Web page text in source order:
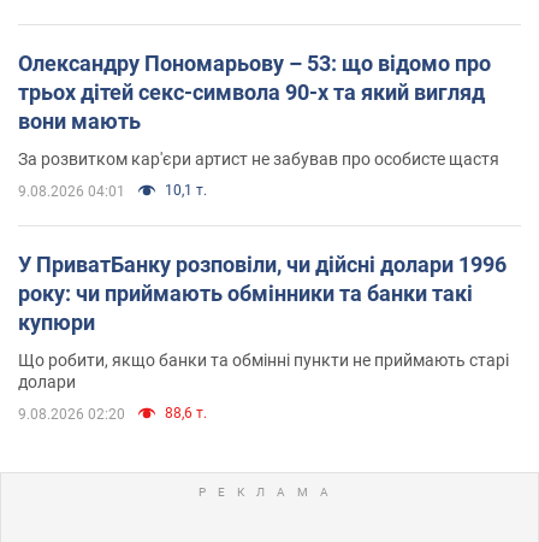
Олександру Пономарьову – 53: що відомо про
трьох дітей секс-символа 90-х та який вигляд
вони мають
За розвитком кар'єри артист не забував про особисте щастя
9.08.2026 04:01 10,1 т.
У ПриватБанку розповіли, чи дійсні долари 1996
року: чи приймають обмінники та банки такі
купюри
Що робити, якщо банки та обмінні пункти не приймають старі
долари
9.08.2026 02:20 88,6 т.